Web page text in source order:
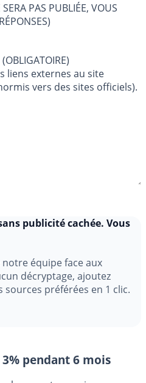
PAS PUBLIÉE, VOUS
TEXTE DE VOTRE MESSAGE (OBLIGATOIRE)
liens externes au site
vers des sites officiels).
équipe face aux
décryptage, ajoutez
sources préférées en 1 clic.